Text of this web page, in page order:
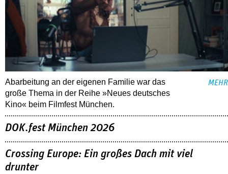
Abarbeitung an der eigenen Familie war das
große Thema in der Reihe »Neues deutsches
Kino« beim Filmfest München.
MEHR
DOK.fest München 2026
Crossing Europe: Ein großes Dach mit viel
drunter